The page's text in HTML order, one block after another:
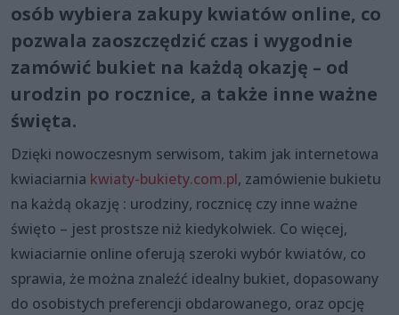
osób wybiera zakupy kwiatów online, co
pozwala zaoszczędzić czas i wygodnie
zamówić bukiet na każdą okazję – od
urodzin po rocznice, a także inne ważne
święta.
Dzięki nowoczesnym serwisom, takim jak internetowa
kwiaciarnia kwiaty-bukiety.com.pl, zamówienie bukietu
na każdą okazję : urodziny, rocznicę czy inne ważne
święto – jest prostsze niż kiedykolwiek. Co więcej,
kwiaciarnie online oferują szeroki wybór kwiatów, co
sprawia, że można znaleźć idealny bukiet, dopasowany
do osobistych preferencji obdarowanego, oraz opcję